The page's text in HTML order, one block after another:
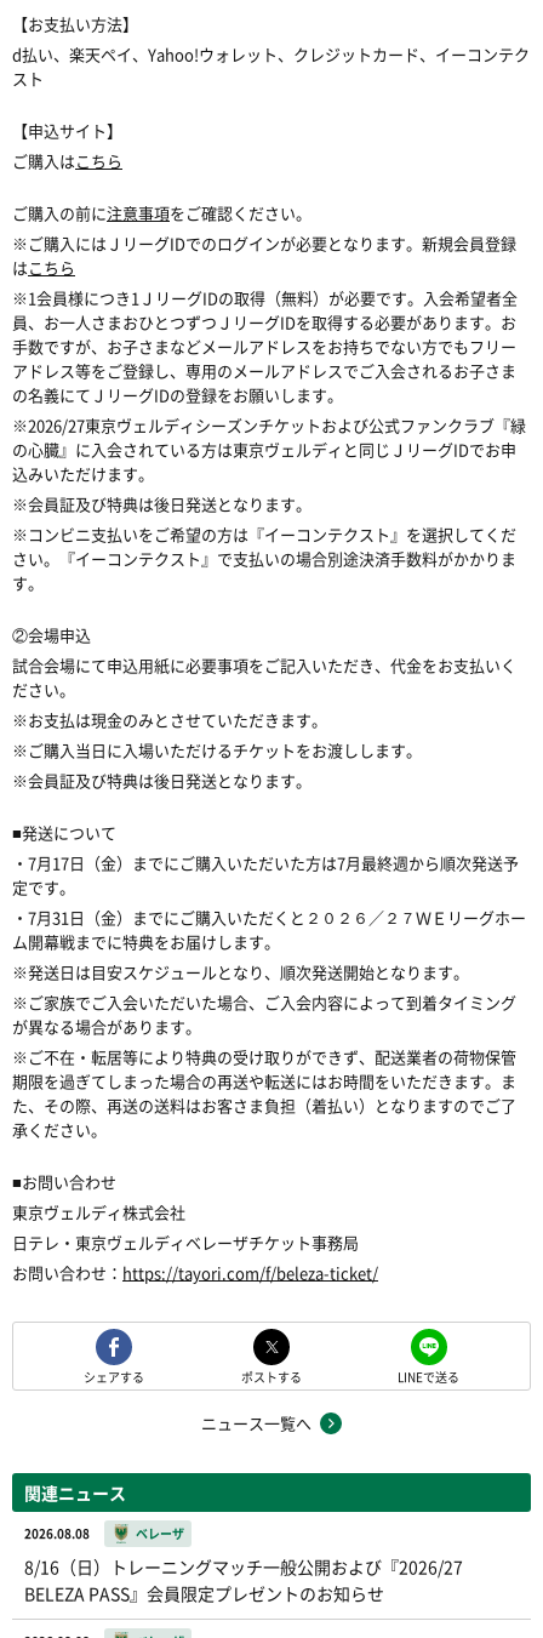
【お支払い方法】
d払い、楽天ペイ、Yahoo!ウォレット、クレジットカード、イーコンテク
スト
【申込サイト】
ご購入はこちら
ご購入の前に注意事項をご確認ください。
※ご購入にはＪリーグIDでのログインが必要となります。新規会員登録
はこちら
※1会員様につき1ＪリーグIDの取得（無料）が必要です。入会希望者全
員、お一人さまおひとつずつＪリーグIDを取得する必要があります。お
手数ですが、お子さまなどメールアドレスをお持ちでない方でもフリー
アドレス等をご登録し、専用のメールアドレスでご入会されるお子さま
の名義にてＪリーグIDの登録をお願いします。
※2026/27東京ヴェルディシーズンチケットおよび公式ファンクラブ『緑
の心臓』に入会されている方は東京ヴェルディと同じＪリーグIDでお申
込みいただけます。
※会員証及び特典は後日発送となります。
※ コンビニ支払いをご希望の方は『イーコンテクスト』を選択してくだ
さい。『イーコンテクスト』 で支払いの場合別途決済手数料がかかりま
す。
②会場申込
試合会場にて申込用紙に必要事項をご記入いただき、代金をお支払いく
ださい。
※お支払は現金のみとさせていただきます。
※ご購入当日に入場いただけるチケットをお渡しします。
※会員証及び特典は後日発送となります。
■発送について
・7月17日（金）までにご購入いただいた方は7月最終週から順次発送予
定です。
・7月31日（金）までにご購入いただくと２０２６／２７ＷＥリーグホー
ム開幕戦までに特典をお届けします。
※発送日は目安スケジュールとなり、順次発送開始となります。
※ご家族でご入会いただいた場合、ご入会内容によって到着タイミング
が異なる場合があります。
※ご不在・転居等により特典の受け取りができず、配送業者の荷物保管
期限を過ぎてしまった場合の再送や転送にはお時間をいただきます。ま
た、その際、再送の送料はお客さま負担（着払い）となりますのでご了
承ください。
■お問い合わせ
東京ヴェルディ株式会社
日テレ・東京ヴェルディベレーザチケット事務局
お問い合わせ： https://tayori.com/f/beleza-ticket/
シェアする ポストする LINEで送る
ニュース一覧へ
関連ニュース
2026.08.08 ベレーザ
8/16（日）トレーニングマッチ一般公開および『2026/27
BELEZA PASS』会員限定プレゼントのお知らせ